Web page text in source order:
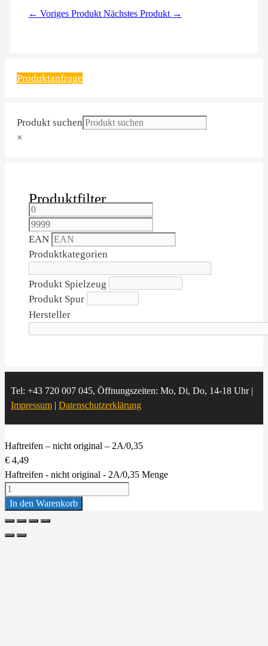
← Voriges Produkt Nächstes Produkt →
Produktanfrage
Produkt suchen
×
Produktfilter
EAN
Produktkategorien
Produkt Spielzeug
Produkt Spur
Hersteller
Tel: +43 720 007 045, Öffnungszeiten: Mo, Di, Do, 14-18 Uhr |
Impressum | Datenschutzerklärung
Haftreifen – nicht original – 2A/0,35
€ 4,49
Haftreifen - nicht original - 2A/0,35 Menge
In den Warenkorb